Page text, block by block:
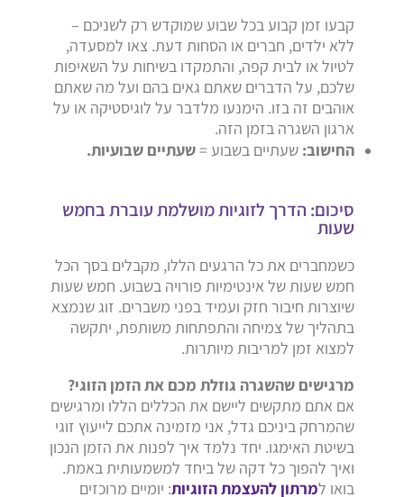
קבעו זמן קבוע בכל שבוע שמוקדש רק לשניכם –
ללא ילדים, חברים או הסחות דעת. צאו למסעדה,
לטיול או לבית קפה, והתמקדו בשיחות על השאיפות
שלכם, על הדברים שאתם גאים בהם ועל מה שאתם
אוהבים זה בזו. הימנעו מלדבר על לוגיסטיקה או על
ארגון השגרה בזמן הזה.
החישוב: שעתיים בשבוע =שעתיים שבועיות.
סיכום: הדרך לזוגיות מושלמת עוברת בחמש
שעות
כשמחברים את כל הרגעים הללו, מקבלים בסך הכל
חמש שעות של אינטימיות פורויה בשבוע. חמש שעות
שיוצרות חיבור חזק ועמיד בפני משברים. זוג שנמצא
בתהליך של צמיחה והתפתחות משותפת, יתקשה
למצוא זמן למריבות מיותרות.
מרגישים שהשגרה גוזלת מכם את הזמן הזוגי?
אם אתם מתקשים ליישם את הכללים הללו ומרגישים
שהמרחק ביניכם גדל, אני מזמינה אתכם לייעוץ זוגי
בשיטת האימגו. יחד נלמד איך לפנות את הזמן הנכון
ואיך להפוך כל דקה של ביחד למשמעותית באמת.
בואו למרתון להעצמת הזוגיות: יומיים מרוכזים